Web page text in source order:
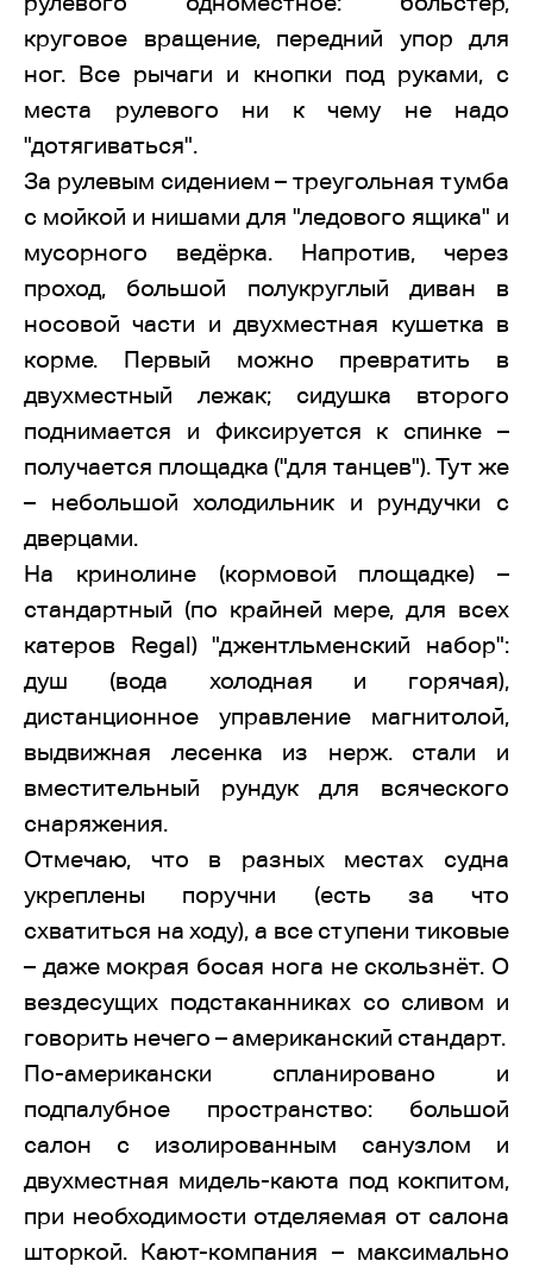
круговое вращение, передний упор для
ног. Все рычаги и кнопки под руками, с
места рулевого ни к чему не надо
"дотягиваться".
За рулевым сидением – треугольная тумба
с мойкой и нишами для "ледового ящика" и
мусорного ведёрка. Напротив, через
проход, большой полукруглый диван в
носовой части и двухместная кушетка в
корме. Первый можно превратить в
двухместный лежак; сидушка второго
поднимается и фиксируется к спинке –
получается площадка ("для танцев"). Тут же
– небольшой холодильник и рундучки с
дверцами.
На кринолине (кормовой площадке) –
стандартный (по крайней мере, для всех
катеров Regal) "джентльменский набор":
душ (вода холодная и горячая),
дистанционное управление магнитолой,
выдвижная лесенка из нерж. стали и
вместительный рундук для всяческого
снаряжения.
Отмечаю, что в разных местах судна
укреплены поручни (есть за что
схватиться на ходу), а все ступени тиковые
– даже мокрая босая нога не скользнёт. О
вездесущих подстаканниках со сливом и
говорить нечего – американский стандарт.
По-американски спланировано и
подпалубное пространство: большой
салон с изолированным санузлом и
двухместная мидель-каюта под кокпитом,
при необходимости отделяемая от салона
шторкой. Кают-компания – максимально